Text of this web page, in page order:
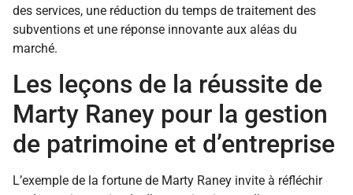
des services, une réduction du temps de traitement des
subventions et une réponse innovante aux aléas du
marché.
Les leçons de la réussite de
Marty Raney pour la gestion
de patrimoine et d’entreprise
L’exemple de la fortune de Marty Raney invite à réfléchir